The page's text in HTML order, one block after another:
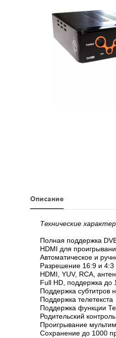
Описание
Технические
Полная поддержка
HDMI для
Автоматическое и
Разрешение 16:9 и 4:3
HDMI, YUV, RCA,
Full HD, поддержка до
Поддержка субтитров
Поддержка телетекста
Поддержка функции
Родительский контроль
Проигрывание
Сохранение до 1000